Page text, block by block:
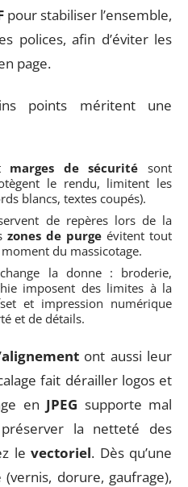
pour stabiliser l’ensemble,
polices, afin d’éviter les
page.
points méritent une
marges de sécurité sont
le rendu, limitent les
blancs, textes coupés).
de repères lors de la
zones de purge évitent tout
du massicotage.
la donne : broderie,
imposent des limites à la
et impression numérique
et de détails.
alignementont aussi leur
fait dérailler logos et
en JPEG supporte mal
préserver la netteté des
levectoriel. Dès qu’une
dorure, gaufrage),